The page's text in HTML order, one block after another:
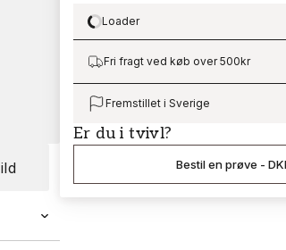
Loading…
Loader
Fri fragt ved køb over 500kr
Fremstillet i Sverige
Er du i tvivl?
Bestil en prøve -